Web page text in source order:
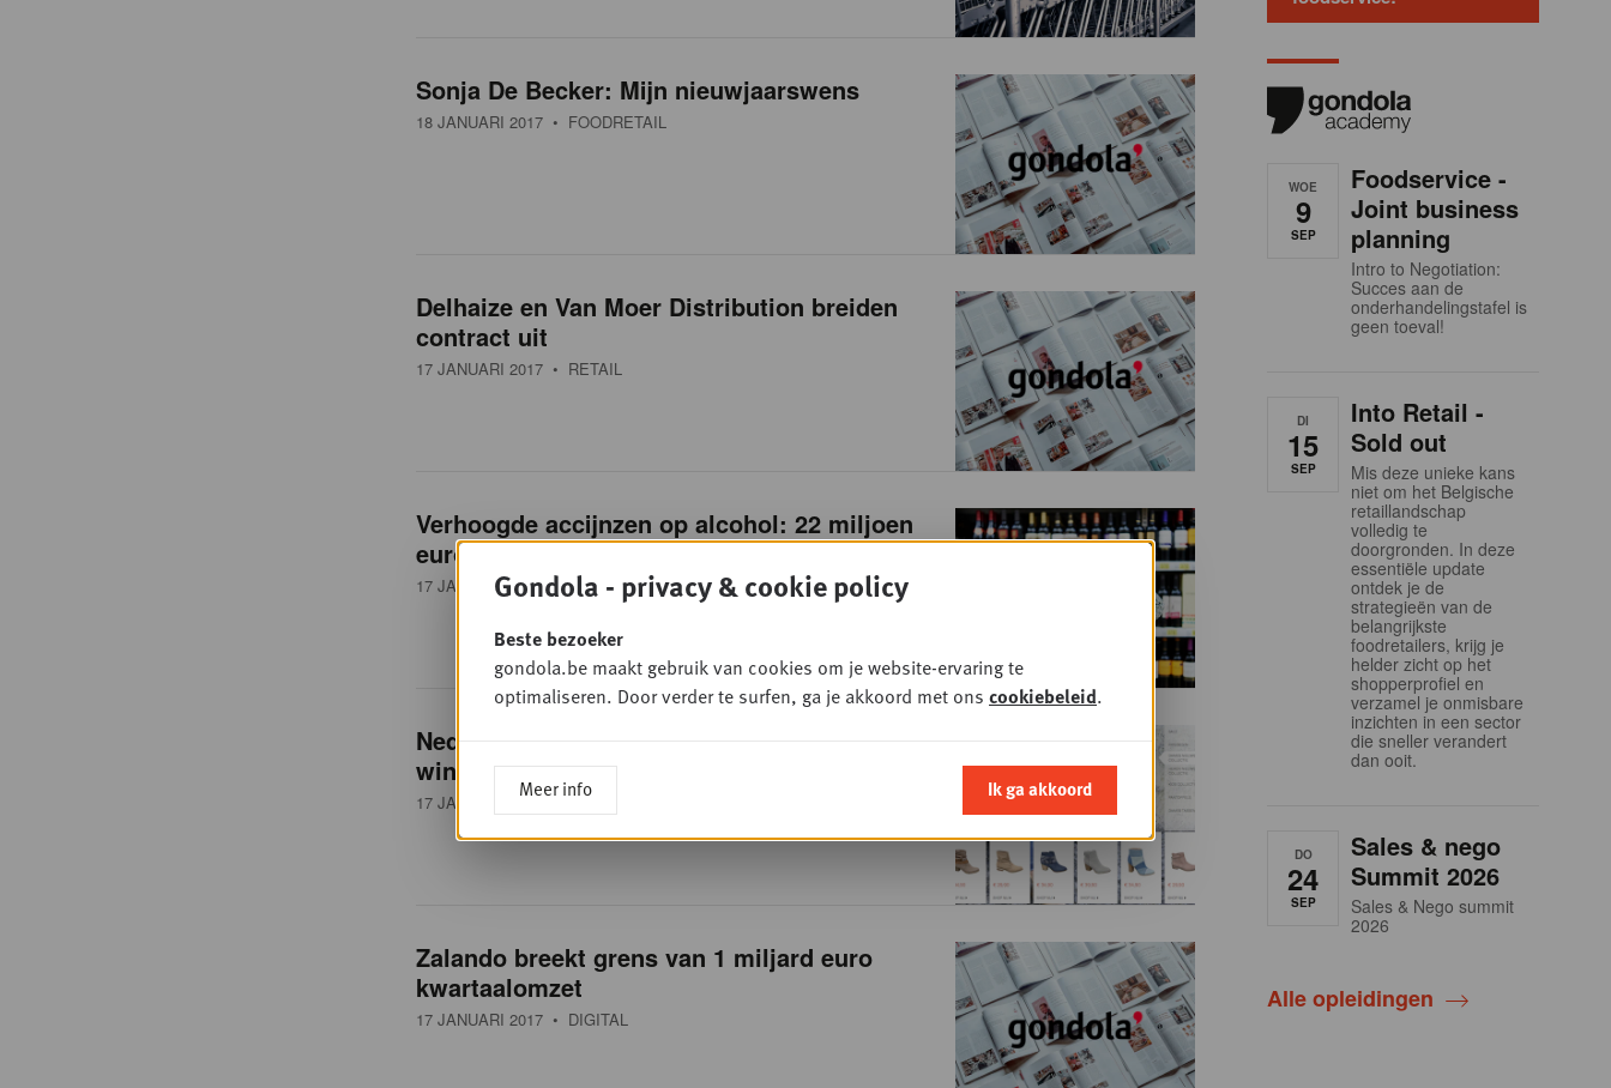
Sonja De Becker: Mijn nieuwjaarswens
18 JANUARI 2017 • FOODRETAIL
Delhaize en Van Moer Distribution breiden
contract uit
17 JANUARI 2017 • RETAIL
Verhoogde accijnzen op alcohol: 22 miljoen
euro verlies
17 JANUARI 2017• FOODRETAIL
Nederlandse schoenketen Van Haren wil 70
winkels in ons land
17 JANUARI 2017• NON FOOD
Zalando breekt grens van 1 miljard euro
kwartaalomzet
17 JANUARI 2017 • DIGITAL
WOE
9
SEP
Foodservice -
Joint business
planning
Intro to Negotiation:
Succes aan de
onderhandelingstafel is
geen toeval!
DI
15
SEP
Into Retail -
Sold out
Mis deze unieke kans
niet om het Belgische
retaillandschap
volledig te
doorgronden. In deze
essentiële update
ontdek je de
strategieën van de
belangrijkste
foodretailers, krijg je
helder zicht op het
shopperprofiel en
verzamel je onmisbare
inzichten in een sector
die sneller verandert
dan ooit.
DO
24
SEP
Sales & nego
Summit 2026
Sales & Nego summit
2026
Alle opleidingen
Gondola - privacy & cookie policy
Beste bezoeker
gondola.be maakt gebruik van cookies om je website-ervaring te
optimaliseren. Door verder te surfen, ga je akkoord met ons cookiebeleid.
Meer info Ik ga akkoord